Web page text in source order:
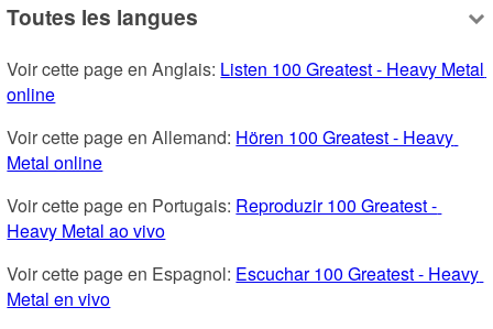
Toutes les langues
Voir cette page en Anglais: Listen 100 Greatest - Heavy Metal
online
Voir cette page en Allemand: Hören 100 Greatest - Heavy
Metal online
Voir cette page en Portugais: Reproduzir 100 Greatest -
Heavy Metal ao vivo
Voir cette page en Espagnol: Escuchar 100 Greatest - Heavy
Metal en vivo